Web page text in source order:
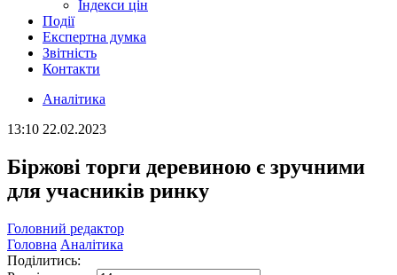
Індекси цін
Події
Експертна думка
Звітність
Контакти
Аналітика
13:10 22.02.2023
Біржові торги деревиною є зручними
для учасників ринку
Головний редактор
Головна Аналітика
Поділитись: